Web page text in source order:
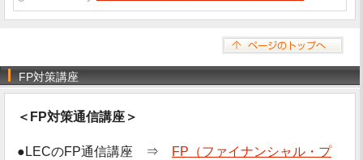
FP対策講座
＜FP対策通信講座＞
●LECのFP通信講座 ⇒
FP（ファイナンシャル・プ